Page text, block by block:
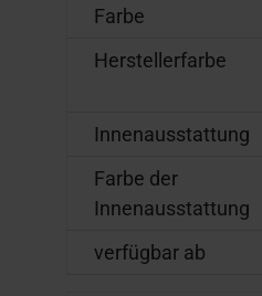
Farbe
Herstellerfarbe
Innenausstattung
Farbe der
Innenausstattung
verfügbar ab